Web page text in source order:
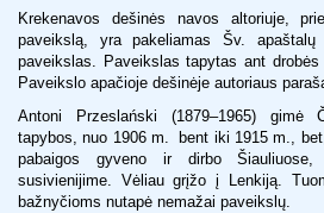
Krekenavos dešinės navos altoriuje,
paveikslą, yra pakeliamas Šv.
paveikslas. Paveikslas tapytas ant
Paveikslo apačioje dešinėje autoriaus
Antoni Przeslański (1879–1965) gimė
tapybos, nuo 1906 m. bent iki 1915 m.,
pabaigos gyveno ir dirbo
susivienijime. Vėliau grįžo į Lenkiją.
bažnyčioms nutapė nemažai paveikslų.